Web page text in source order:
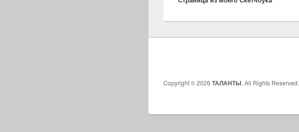
Copyright © 2026 ТАЛАНТЫ. All Rights Reserved.